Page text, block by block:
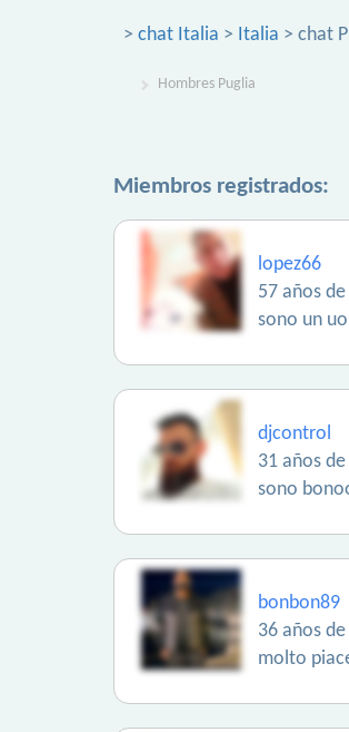
> chat Italia > Italia > chat
Hombres Puglia
Miembros registrados:
lopez66
57 años
sono un
djcontrol
31 años
sono
bonbon89
36 años
molto